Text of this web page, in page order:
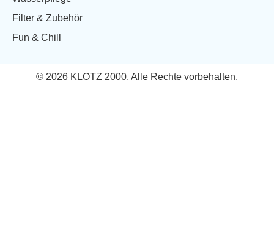
Filter & Zubehör
Fun & Chill
© 2026 KLOTZ 2000. Alle Rechte vorbehalten.